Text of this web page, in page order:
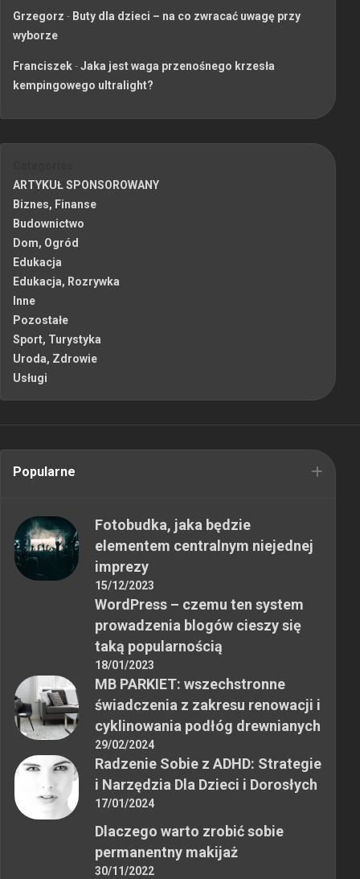
Grzegorz - Buty dla dzieci – na co zwracać uwagę przy
wyborze
Franciszek-Jaka jest waga przenośnego krzesła
kempingowego ultralight?
ARTYKUŁ SPONSOROWANY
Biznes, Finanse
Budownictwo
Dom, Ogród
Edukacja
Edukacja, Rozrywka
Inne
Pozostałe
Sport, Turystyka
Uroda, Zdrowie
Usługi
Popularne
Fotobudka, jaka będzie
elementem centralnym niejednej
imprezy
15/12/2023
WordPress – czemu ten system
prowadzenia blogów cieszy się
taką popularnością
18/01/2023
MB PARKIET: wszechstronne
świadczenia z zakresu renowacji i
cyklinowania podłóg drewnianych
29/02/2024
Radzenie Sobie z ADHD: Strategie
i Narzędzia Dla Dzieci i Dorosłych
17/01/2024
Dlaczego warto zrobić sobie
permanentny makijaż
30/11/2022